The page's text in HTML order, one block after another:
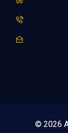
© 2026